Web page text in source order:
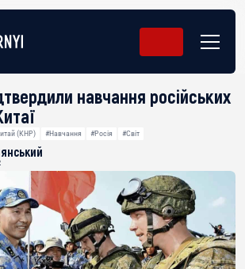
навчання російських
(КНР) #Навчання #Росія #Світ